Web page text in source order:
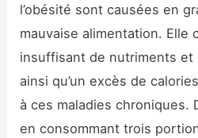
l’obésité sont causées en
mauvaise alimentation. Elle
insuffisant de nutriments et
ainsi qu’un excès de
à ces maladies chroniques.
en consommant trois